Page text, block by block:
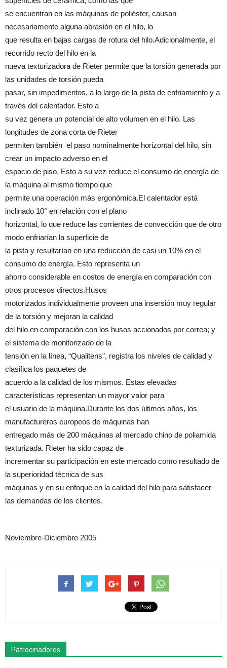
se encuentran en las máquinas de poliéster, causan
necesariamente alguna abrasión en el hilo, lo
que resulta en bajas cargas de rotura del hilo.Adicionalmente, el
recorrido recto del hilo en la
nueva texturizadora de Rieter permite que la torsión generada por
las unidades de torsión pueda
pasar, sin impedimentos, a lo largo de la pista de enfriamiento y a
través del calentador. Esto a
su vez genera un potencial de alto volumen en el hilo. Las
longitudes de zona corta de Rieter
permiten también el paso nominalmente horizontal del hilo, sin
crear un impacto adverso en el
espacio de piso. Esto a su vez reduce el consumo de energía de
la máquina al mismo tiempo que
permite una operación más ergonómica.El calentador está
inclinado 10° en relación con el plano
horizontal, lo que reduce las corrientes de convección que de otro
modo enfriarían la superficie de
la pista y resultarían en una reducción de casi un 10% en el
consumo de energía. Esto representa un
ahorro considerable en costos de energía en comparación con
otros procesos directos.Husos
motorizados individualmente proveen una insersión muy regular
de la torsión y mejoran la calidad
del hilo en comparación con los husos accionados por correa; y
el sistema de monitorizado de la
tensión en la línea, “Qualitens”, registra los niveles de calidad y
clasifica los paquetes de
acuerdo a la calidad de los mismos. Estas elevadas
características representan un mayor valor para
el usuario de la máquina.Durante los dos últimos años, los
manufactureros europeos de máquinas han
entregado más de 200 máquinas al mercado chino de poliamida
texturizada. Rieter ha sido capaz de
incrementar su participación en este mercado como resultado de
la superioridad técnica de sus
máquinas y en su enfoque en la calidad del hilo para satisfacer
las demandas de los clientes.
Noviembre-Diciembre 2005
Patrocinadores